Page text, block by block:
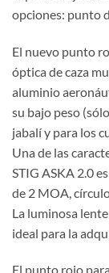
opciones: punto
El nuevo punto
óptica de caza
aluminio
su bajo peso
jabalí y para los
Una de las
STIG ASKA 2.0
de 2 MOA,
La luminosa
ideal para la
El punto rojo